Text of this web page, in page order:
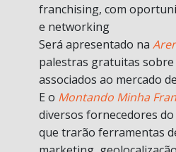
franchising, com
e networking
Será apresentado na
palestras gratuitas
associados ao mercado
E o Montando Minha
diversos fornecedores
que trarão ferramentas